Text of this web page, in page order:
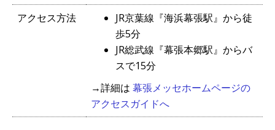
アクセス方法
JR京葉線『海浜幕張駅』から徒
歩5分
JR総武線『幕張本郷駅』からバ
スで15分
→詳細は 幕張メッセホームページの
アクセスガイドへ